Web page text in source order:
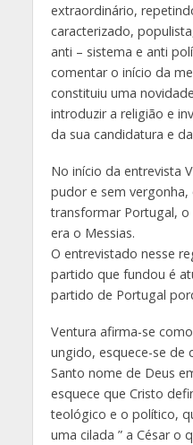
extraordinário,
caracterizado,
anti – sistema e anti
comentar o início da
constituiu uma
introduzir a religião e
da sua candidatura e
No início da entrevista
pudor e sem
transformar Portugal,
era o Messias.
O entrevistado nesse
partido que fundou é
partido de Portugal
Ventura afirma-se
ungido, esquece-se de
Santo nome de Deus
esquece que Cristo
teológico e o político,
uma cilada ” a César o